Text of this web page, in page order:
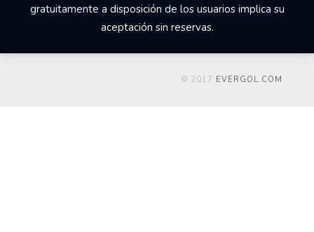
gratuitamente a disposición de los usuarios implica su
aceptación sin reservas.
© 2017 EVERGOL.COM